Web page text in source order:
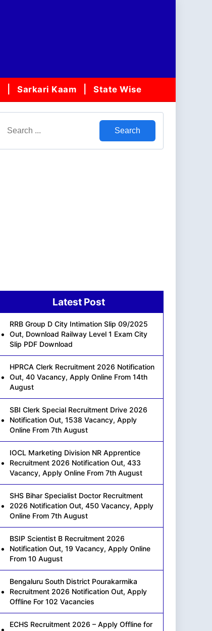
Sarkari Kaam State Wise
Search
Latest Post
RRB Group D City Intimation Slip 09/2025
Out, Download Railway Level 1 Exam City
Slip PDF Download
HPRCA Clerk Recruitment 2026 Notification
Out, 40 Vacancy, Apply Online From 14th
August
SBI Clerk Special Recruitment Drive 2026
Notification Out, 1538 Vacancy, Apply
Online From 7th August
IOCL Marketing Division NR Apprentice
Recruitment 2026 Notification Out, 433
Vacancy, Apply Online From 7th August
SHS Bihar Specialist Doctor Recruitment
2026 Notification Out, 450 Vacancy, Apply
Online From 7th August
BSIP Scientist B Recruitment 2026
Notification Out, 19 Vacancy, Apply Online
From 10 August
Bengaluru South District Pourakarmika
Recruitment 2026 Notification Out, Apply
Offline For 102 Vacancies
ECHS Recruitment 2026 – Apply Offline for